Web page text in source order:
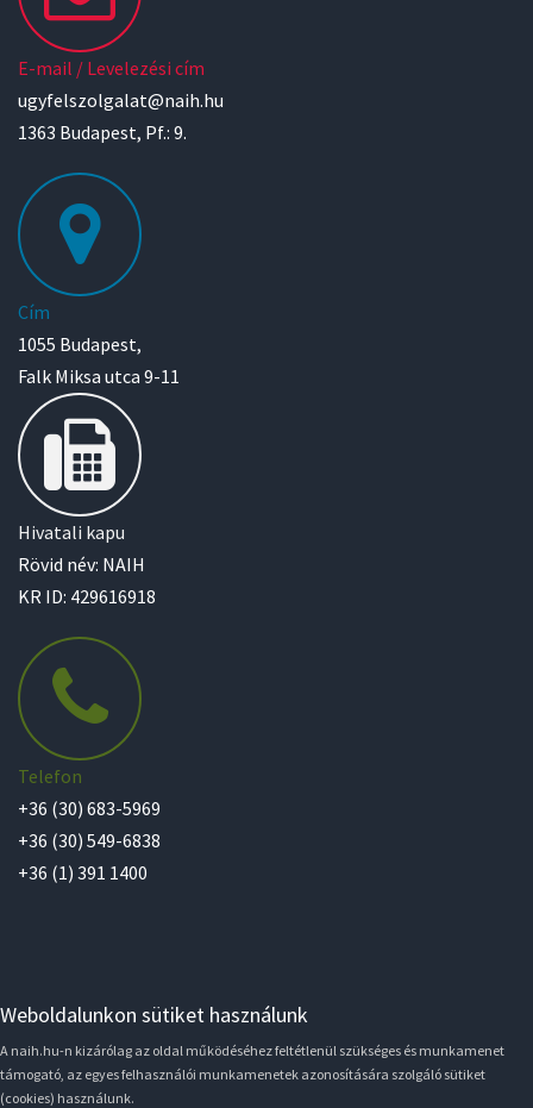
E-mail / Levelezési cím
ugyfelszolgalat@naih.hu
1363 Budapest, Pf.: 9.
Cím
1055 Budapest,
Falk Miksa utca 9-11
Hivatali kapu
Rövid név: NAIH
KR ID: 429616918
Telefon
+36 (30) 683-5969
+36 (30) 549-6838
+36 (1) 391 1400
Weboldalunkon sütiket használunk
A naih.hu-n kizárólag az oldal működéséhez feltétlenül szükséges és munkamenet
támogató, az egyes felhasználói munkamenetek azonosítására szolgáló sütiket
(cookies) használunk.